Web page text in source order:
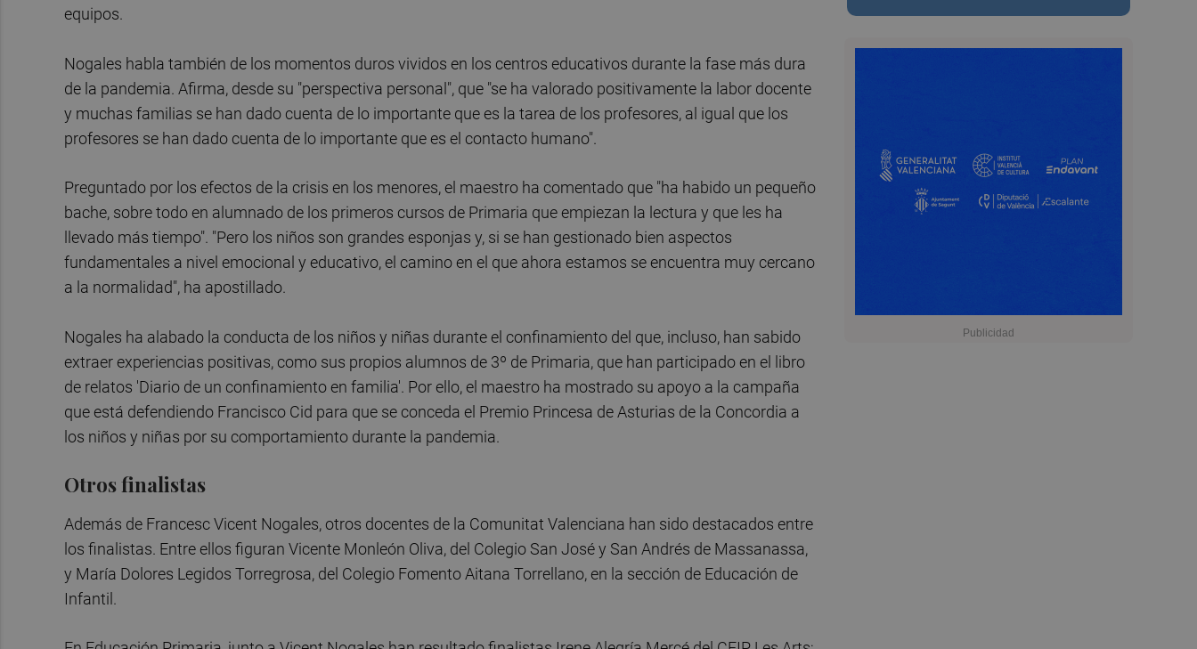
equipos.
Nogales habla también de los momentos duros vividos en los centros educativos durante la fase más dura
de la pandemia. Afirma, desde su "perspectiva personal", que "se ha valorado positivamente la labor docente
y muchas familias se han dado cuenta de lo importante que es la tarea de los profesores, al igual que los
profesores se han dado cuenta de lo importante que es el contacto humano".
Preguntado por los efectos de la crisis en los menores, el maestro ha comentado que "ha habido un pequeño
bache, sobre todo en alumnado de los primeros cursos de Primaria que empiezan la lectura y que les ha
llevado más tiempo". "Pero los niños son grandes esponjas y, si se han gestionado bien aspectos
fundamentales a nivel emocional y educativo, el camino en el que ahora estamos se encuentra muy cercano
a la normalidad", ha apostillado.
Nogales ha alabado la conducta de los niños y niñas durante el confinamiento del que, incluso, han sabido
extraer experiencias positivas, como sus propios alumnos de 3º de Primaria, que han participado en el libro
de relatos 'Diario de un confinamiento en familia'. Por ello, el maestro ha mostrado su apoyo a la campaña
que está defendiendo Francisco Cid para que se conceda el Premio Princesa de Asturias de la Concordia a
los niños y niñas por su comportamiento durante la pandemia.
Otros finalistas
Además de Francesc Vicent Nogales, otros docentes de la Comunitat Valenciana han sido destacados entre
los finalistas. Entre ellos figuran Vicente Monleón Oliva, del Colegio San José y San Andrés de Massanassa,
y María Dolores Legidos Torregrosa, del Colegio Fomento Aitana Torrellano, en la sección de Educación de
Infantil.